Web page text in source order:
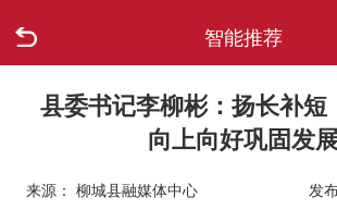
智能推荐
走进柳城
县委书记李柳彬：扬长补短
向上向好巩固发
来源： 柳城县融媒体中心 发